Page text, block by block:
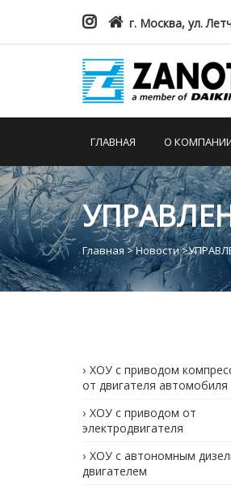
г. Москва, ул.
ГЛАВНАЯ О
Главная >Новости>
ХОУ с приводом
от двигателя автомобиля
ХОУ с приводом от
электродвигателя
ХОУ с автономным
двигателем